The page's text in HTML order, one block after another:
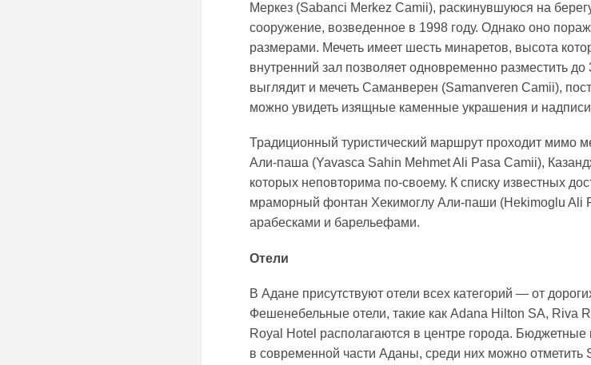
Меркез (Sabanci Merkez Camii), раскинувшуюся на
сооружение, возведенное в 1998 году. Однако оно
размерами. Мечеть имеет шесть минаретов, высота
внутренний зал позволяет одновременно разместить
выглядит и мечеть Саманверен (Samanveren Camii),
можно увидеть изящные каменные украшения и
Традиционный туристический маршрут проходит
Али-паша (Yavasca Sahin Mehmet Ali Pasa Camii),
которых неповторима по-своему. К списку известных
мраморный фонтан Хекимоглу Али-паши (Hekimoglu Ali
арабесками и барельефами.
Отели
В Адане присутствуют отели всех категорий — от
Фешенебельные отели, такие как Adana Hilton SA, Riva
Royal Hotel располагаются в центре города.
в современной части Аданы, среди них можно отметить